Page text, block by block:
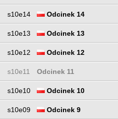
s10e14 Odcinek 14
s10e13 Odcinek 13
s10e12 Odcinek 12
s10e11 Odcinek 11
s10e10 Odcinek 10
s10e09 Odcinek 9